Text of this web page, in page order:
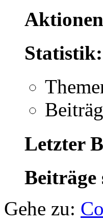
Statistik:
Letzter
Beiträge
Gehe zu: